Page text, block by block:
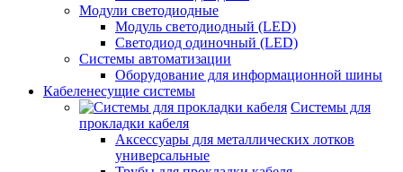
Модули светодиодные
Модуль светодиодный (LED)
Светодиод одиночный (LED)
Системы автоматизации
Оборудование для информационной шины
Кабеленесущие системы
Системы для
прокладки кабеля
Аксессуары для металлических лотков
универсальные